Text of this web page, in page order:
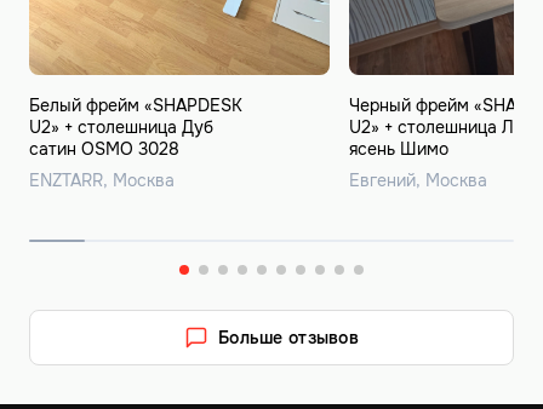
Белый фрейм «SHAPDESK
U2» + cтолешница Дуб
сатин OSMO 3028
ENZTARR, Москва
Черный фрейм
U2» + cтолешница
ясень Шимо
Евгений, Москва
Вопрос-ответ Гарантия